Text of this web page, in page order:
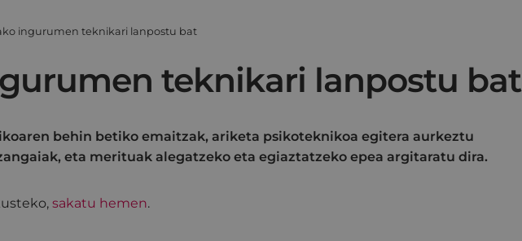
ingurumen teknikari lanpostu bat
teknikari lanpostu bat
behin betiko emaitzak, ariketa psikoteknikoa egitera aurkeztu
eta merituak alegatzeko eta egiaztatzeko epea argitaratu dira.
sakatu hemen.